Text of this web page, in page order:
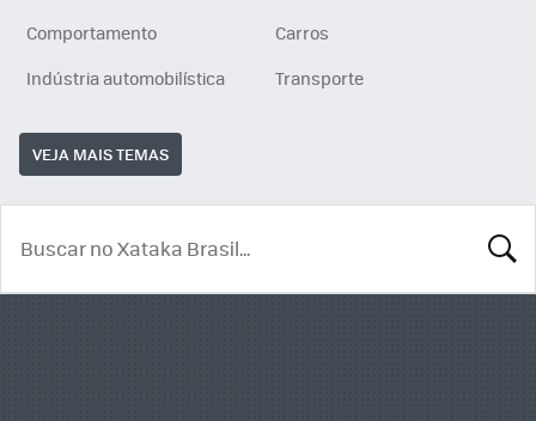
Comportamento
Carros
Indústria automobilística
Transporte
VEJA MAIS TEMAS